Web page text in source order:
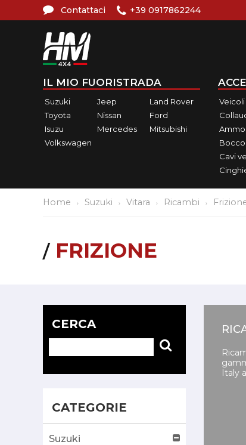
Contattaci +39 0917862244
IL MIO FUORISTRADA
Suzuki Jeep
Land Rover
Toyota
Nissan
Ford
Isuzu
Mercedes
Mitsubishi
Volkswagen
Veicoli
Cavi
Home Suzuki Vitara Ricambi
FRIZIONE
CERCA
CATEGORIE
Suzuki
Italy